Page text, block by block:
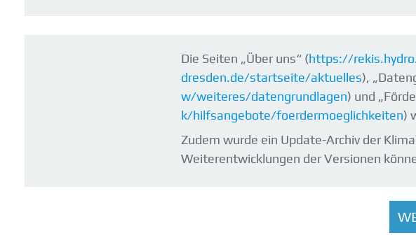
Die Seiten „Über uns“ (https://
dresden.de/startseite/aktuelles),
w/weiteres/datengrundlagen) und
k/hilfsangebote/foerdermoeglichkeiten)
Zudem wurde ein Update-Archiv der
Weiterentwicklungen der Versionen